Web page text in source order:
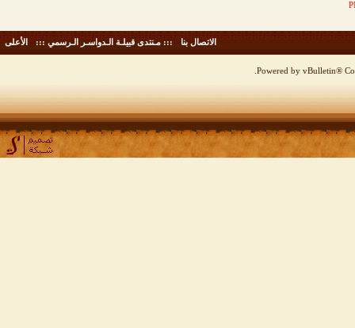
الاتصال بنا - ::: مـنتدى قبيلـة الـدواسـر الـرسمي ::: - الأعلى
Powered by vBulletin®